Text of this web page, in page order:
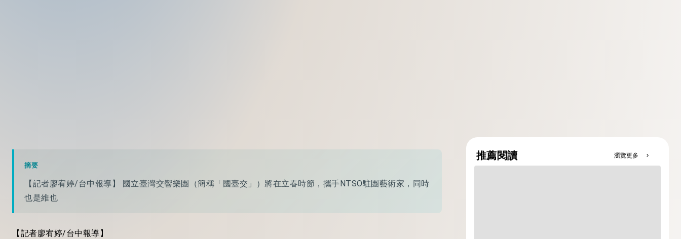
摘要
【記者廖宥婷/台中報導】 國立臺灣交響樂團（簡稱「國臺交」）將在立春時節，攜手NTSO駐團藝術家，同時
也是維也
【記者廖宥婷/台中報導】
推薦閱讀 瀏覽更多 chevron_right